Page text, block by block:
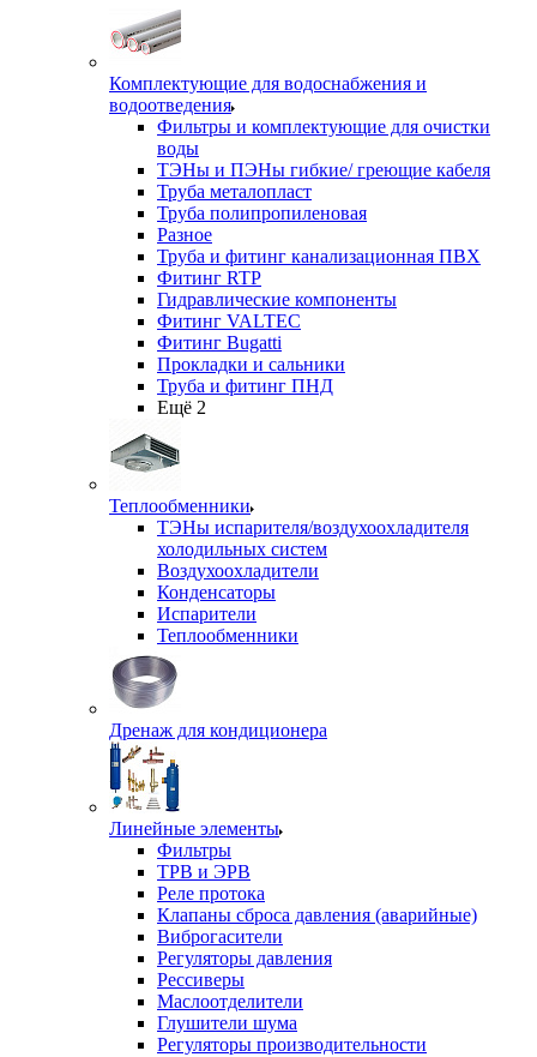
Комплектующие для водоснабжения и
водоотведения
Фильтры и комплектующие для очистки
воды
ТЭНы и ПЭНы гибкие/ греющие кабеля
Труба металопласт
Труба полипропиленовая
Разное
Труба и фитинг канализационная ПВХ
Фитинг RTP
Гидравлические компоненты
Фитинг VALTEC
Фитинг Bugatti
Прокладки и сальники
Труба и фитинг ПНД
Ещё 2
Теплообменники
ТЭНы испарителя/воздухоохладителя
холодильных систем
Воздухоохладители
Конденсаторы
Испарители
Теплообменники
Дренаж для кондиционера
Линейные элементы
Фильтры
ТРВ и ЭРВ
Реле протока
Клапаны сброса давления (аварийные)
Виброгасители
Регуляторы давления
Рессиверы
Маслоотделители
Глушители шума
Регуляторы производительности